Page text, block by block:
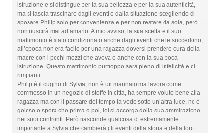
istruzione e si distingue per la sua bellezza e per la sua autenticità,
ma si lascia trascinare dagli eventi e dalla situazione scegliendo di
sposare Philip solo per convenienza e per non restare da sola, però
non riuscirà mai ad amarlo. A mio avviso, la sua scelta e il suo
matrimonio è stato condizionato anche dagli eventi che le succedono,
all’epoca non era facile per una ragazza doversi prendere cura della
madre con i pochi mezzi che aveva e anche con la sua poca
istruzione. Questo matrimonio purtroppo sarà pieno di infelicità e di
rimpianti.
Philip è il cugino di Sylvia, non è un marinaio ma lavora come
commesso in un negozio di stoffe in città, ha sempre voluto bene alla
ragazza ma con il passare del tempo la vede sotto un’altra luce, ne è
geloso e spera che prima o poi, lei si accorga della sua ammirazione
nei suoi confronti. Però nasconde qualcosa di estremamente
importante a Sylvia che cambierà gli eventi della storia e della loro